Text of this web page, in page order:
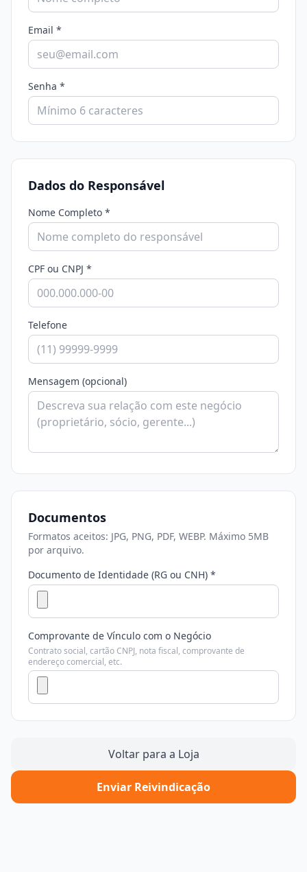
Email *
Senha *
Dados do Responsável
Nome Completo *
CPF ou CNPJ *
Telefone
Mensagem (opcional)
Documentos
Formatos aceitos: JPG, PNG, PDF, WEBP. Máximo 5MB
por arquivo.
Documento de Identidade (RG ou CNH) *
Comprovante de Vínculo com o Negócio
Contrato social, cartão CNPJ, nota fiscal, comprovante de
endereço comercial, etc.
Voltar para a Loja
Enviar Reivindicação